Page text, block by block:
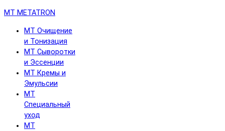
MT METATRON
MT Очищение
и Тонизация
MT Сыворотки
и Эссенции
MT Кремы и
Эмульсии
MT
Специальный
уход
MT